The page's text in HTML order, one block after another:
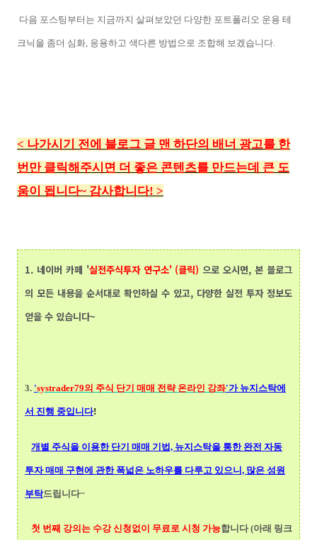
다음 포스팅부터는 지금까지 살펴보았던 다양한 포트폴리오 운용 테
크닉을 좀더 심화, 응용하고 색다른 방법으로 조합해 보겠습니다.
< 나가시기 전에 블로그 글 맨 하단의 배너 광고를 한
번만 클릭해주시면 더 좋은 콘텐츠를 만드는데 큰 도
움이 됩니다~ 감사합니다! >
1. 네이버 카페 '실전주식투자 연구소' (클릭) 으로 오시면, 본 블로그
의 모든 내용을 순서대로 확인하실 수 있고, 다양한 실전 투자 정보도
얻을 수 있습니다~
3. 'systrader79의 주식 단기 매매 전략 온라인 강좌'가 뉴지스탁에
서 진행 중입니다!
개별 주식을 이용한 단기 매매 기법, 뉴지스탁을 통한 완전 자동
투자 매매 구현에 관한 폭넓은 노하우를 다루고 있으니, 많은 성원
부탁드립니다~
첫 번째 강의는 수강 신청없이 무료로 시청 가능합니다 (아래 링크